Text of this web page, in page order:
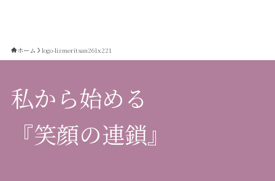
ホーム logo-lizmeritsan261x221
私から始める
『笑顔の連鎖』